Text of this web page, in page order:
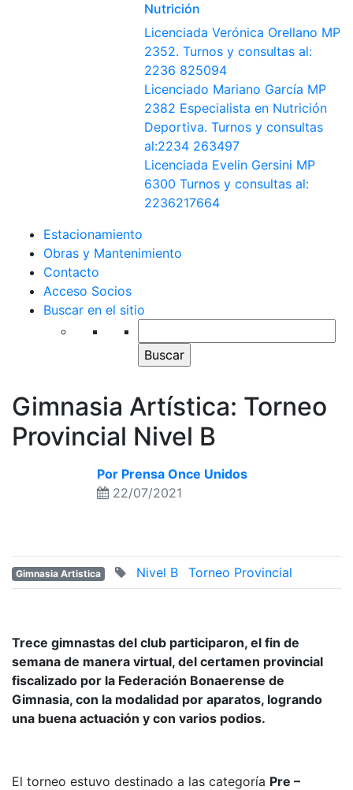
Nutrición
Licenciada Verónica Orellano MP
2352. Turnos y consultas al:
2236 825094
Licenciado Mariano García MP
2382 Especialista en Nutrición
Deportiva. Turnos y consultas
al:2234 263497
Licenciada Evelin Gersini MP
6300 Turnos y consultas al:
2236217664
Estacionamiento
Obras y Mantenimiento
Contacto
Acceso Socios
Buscar en el sitio
Gimnasia Artística: Torneo
Provincial Nivel B
Por Prensa Once Unidos
22/07/2021
Gimnasia Artistica Nivel B Torneo Provincial
Trece gimnastas del club participaron, el fin de
semana de manera virtual, del certamen provincial
fiscalizado por la Federación Bonaerense de
Gimnasia, con la modalidad por aparatos, logrando
una buena actuación y con varios podios.
El torneo estuvo destinado a las categoría Pre –